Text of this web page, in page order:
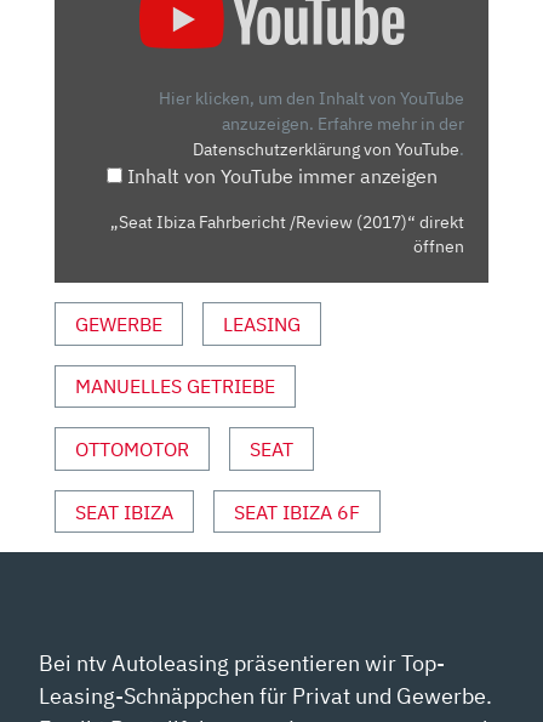
FAHRBERICHT
ANZEIGEN
Hier klicken, um den Inhalt von YouTube
anzuzeigen. Erfahre mehr in der
Datenschutzerklärung von YouTube.
Inhalt von YouTube immer anzeigen
„Seat Ibiza Fahrbericht /Review (2017)“ direkt
öffnen
GEWERBE LEASING
MANUELLES GETRIEBE
OTTOMOTOR SEAT
SEAT IBIZA SEAT IBIZA 6F
Bei ntv Autoleasing präsentieren wir Top-
Leasing-Schnäppchen für Privat und Gewerbe.